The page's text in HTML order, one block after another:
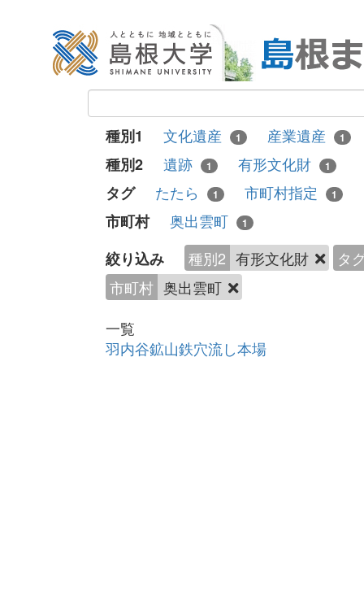
種別1 文化遺産 1 産業遺産 1
種別2 遺跡 1 有形文化財 1
タグ たたら 1 市町村指定 1
市町村
奥出雲町 1
絞り込み 種別2 有形文化財
タ
市町村 奥出雲町
一覧
羽内谷鉱山鉄穴流し本場